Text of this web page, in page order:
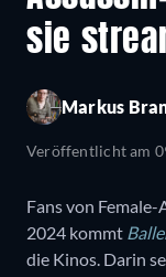
sie
Markus
Veröffentlicht am
Fans von
2024 kommt
die Kinos. Darin